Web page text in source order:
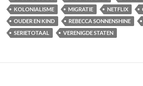
KOLONIALISME
MIGRATIE NETFLIX
OUDER EN KIND
REBECCA SONNENSHINE
SERIETOTAAL
VERENIGDE STATEN